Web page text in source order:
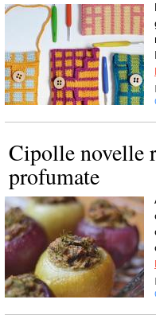
Cipolle novelle
profumate